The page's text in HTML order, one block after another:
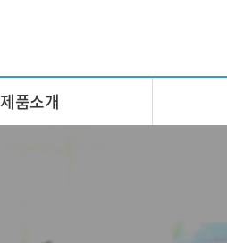
제품소개